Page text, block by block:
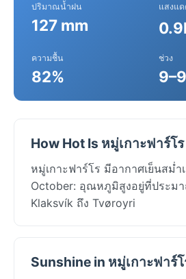
ปริมาณน้ำฝน
127 mm
แสงแด
ความชื้น
82%
ช่วง
How Hot Is หมู่เกาะฟาร์โ
หมู่เกาะฟาร์โร มีอากาศเย็นสม่ำ
October: อุณหภูมิสูงอยู่ที่ประม
Klaksvík ถึง Tvøroyri
Sunshine in หมู่เกาะฟาร์